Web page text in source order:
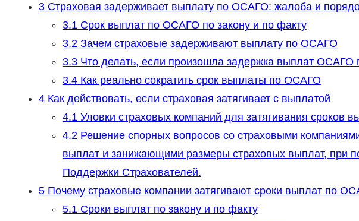
3Страховая задерживает выплату по ОСАГО: жалоба и
3.1Срок выплат по ОСАГО по закону и по факту
3.2Зачем страховые задерживают выплату по ОСАГО
3.3Что делать, если произошла задержка выплат ОСАГО
3.4Как реально сократить срок выплаты по ОСАГО
4Как действовать, если страховая затягивает с выплатой
4.1Уловки страховых компаний для затягивания сроков
4.2Решение спорных вопросов со страховыми
выплат и занижающими размеры страховых выплат, при
Поддержки Страхователей.
5Почему страховые компании затягивают сроки выплат по
5.1Сроки выплат по закону и по факту